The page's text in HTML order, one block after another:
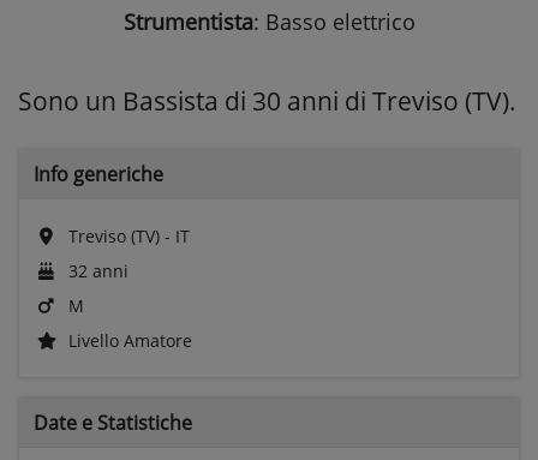
Strumentista: Basso elettrico
Sono un Bassista di 30 anni di Treviso (TV).
Info generiche
Treviso (TV) - IT
32 anni
M
Livello Amatore
Date e Statistiche